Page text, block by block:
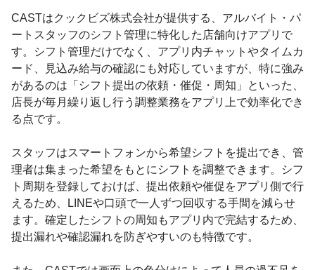
CASTはクックビズ株式会社が提供する、アルバイト・パ
ートスタッフのシフト管理に特化した店舗向けアプリで
す。シフト管理だけでなく、アプリ内チャットやタイムカ
ード、見込み給与の確認にも対応していますが、特に強み
があるのは「シフト提出の依頼・催促・周知」といった、
店長が毎月繰り返し行う調整業務をアプリ上で効率化でき
る点です。
スタッフはスマートフォンから希望シフトを提出でき、管
理者は集まった希望をもとにシフトを調整できます。シフ
ト周期を登録しておけば、提出依頼や催促をアプリ側で行
えるため、LINEや口頭で一人ずつ回収する手間を減らせ
ます。確定したシフトの周知もアプリ内で完結するため、
提出漏れや確認漏れを防ぎやすいのも特徴です。